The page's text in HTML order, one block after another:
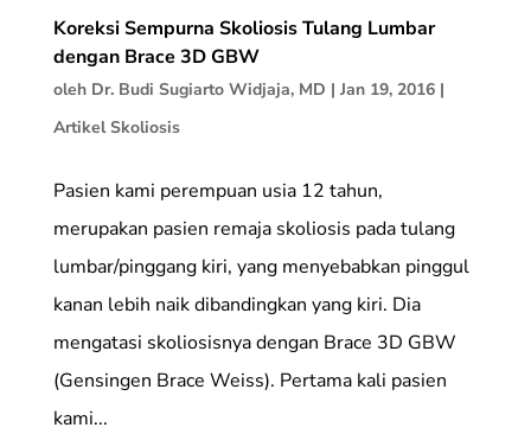
Koreksi Sempurna Skoliosis Tulang Lumbar
dengan Brace 3D GBW
oleh Dr. Budi Sugiarto Widjaja, MD | Jan 19, 2016|
Artikel Skoliosis
Pasien kami perempuan usia 12 tahun,
merupakan pasien remaja skoliosis pada tulang
lumbar/pinggang kiri, yang menyebabkan pinggul
kanan lebih naik dibandingkan yang kiri. Dia
mengatasi skoliosisnya dengan Brace 3D GBW
(Gensingen Brace Weiss). Pertama kali pasien
kami...